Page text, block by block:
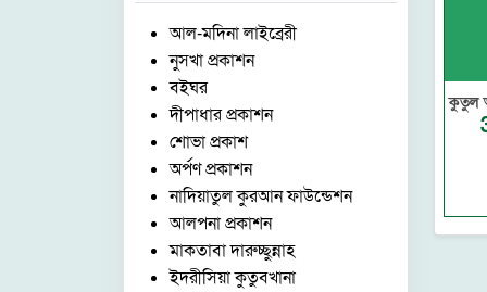
আল-মদিনা লাইব্রেরী
নুসখা প্রকাশন
বইঘর
দীপাধার প্রকাশন
শোভা প্রকাশ
অর্পণ প্রকাশন
নাদিয়াতুল কুরআন ফাউন্ডেশন
আলপনা প্রকাশন
মাকতাবা দারুচ্ছুন্নাহ
ইদরীসিয়া কুতুবখানা
কুতুল